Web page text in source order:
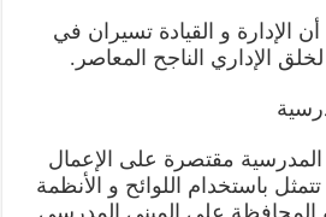
أن الإدارة و القيادة تسيران في
لخلق الإداري الناجح المعاصر.
المدرسية مقتصرة على الإعمال
تتمثل باستخدام اللوائح و الأنظمة
المحافظة على المبنى المدرسي